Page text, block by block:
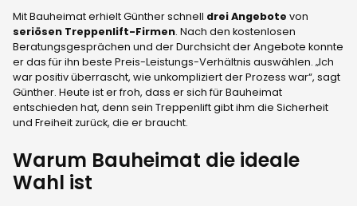
Mit Bauheimat erhielt Günther schnell drei Angebote von
seriösen Treppenlift-Firmen. Nach den kostenlosen
Beratungsgesprächen und der Durchsicht der Angebote konnte
er das für ihn beste Preis-Leistungs-Verhältnis auswählen. „Ich
war positiv überrascht, wie unkompliziert der Prozess war“, sagt
Günther. Heute ist er froh, dass er sich für Bauheimat
entschieden hat, denn sein Treppenlift gibt ihm die Sicherheit
und Freiheit zurück, die er braucht.
Warum Bauheimat die ideale
Wahl ist